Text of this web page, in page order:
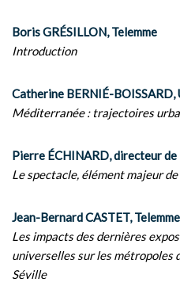
Boris GRÉSILLON, Telemme
Introduction
Catherine BERNIÉ-BOISSARD,
Méditerranée : trajectoires
Pierre ÉCHINARD, directeur
Le spectacle, élément majeur
Jean-Bernard CASTET, Telemme
Les impacts des dernières
universelles sur les métropoles
Séville